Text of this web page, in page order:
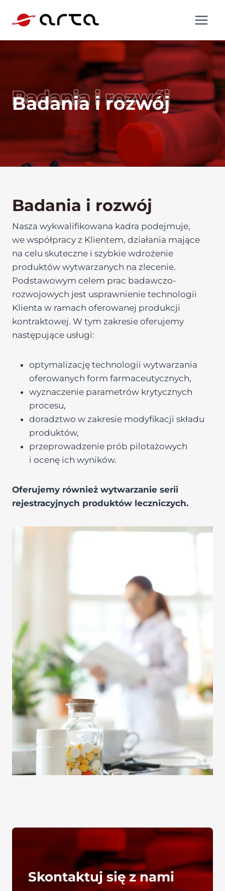
Badania i rozwój
Badania i rozwój
Badania i rozwój
Nasza wykwalifikowana kadra podejmuje,
we współpracy z Klientem, działania mające
na celu skuteczne i szybkie wdrożenie
produktów wytwarzanych na zlecenie.
Podstawowym celem prac badawczo-
rozwojowych jest usprawnienie technologii
Klienta w ramach oferowanej produkcji
kontraktowej. W tym zakresie oferujemy
następujące usługi:
optymalizację technologii wytwarzania
oferowanych form farmaceutycznych,
wyznaczenie parametrów krytycznych
procesu,
doradztwo w zakresie modyfikacji składu
produktów,
przeprowadzenie prób pilotażowych
i ocenę ich wyników.
Oferujemy również wytwarzanie serii
rejestracyjnych produktów leczniczych.
Skontaktuj się z nami